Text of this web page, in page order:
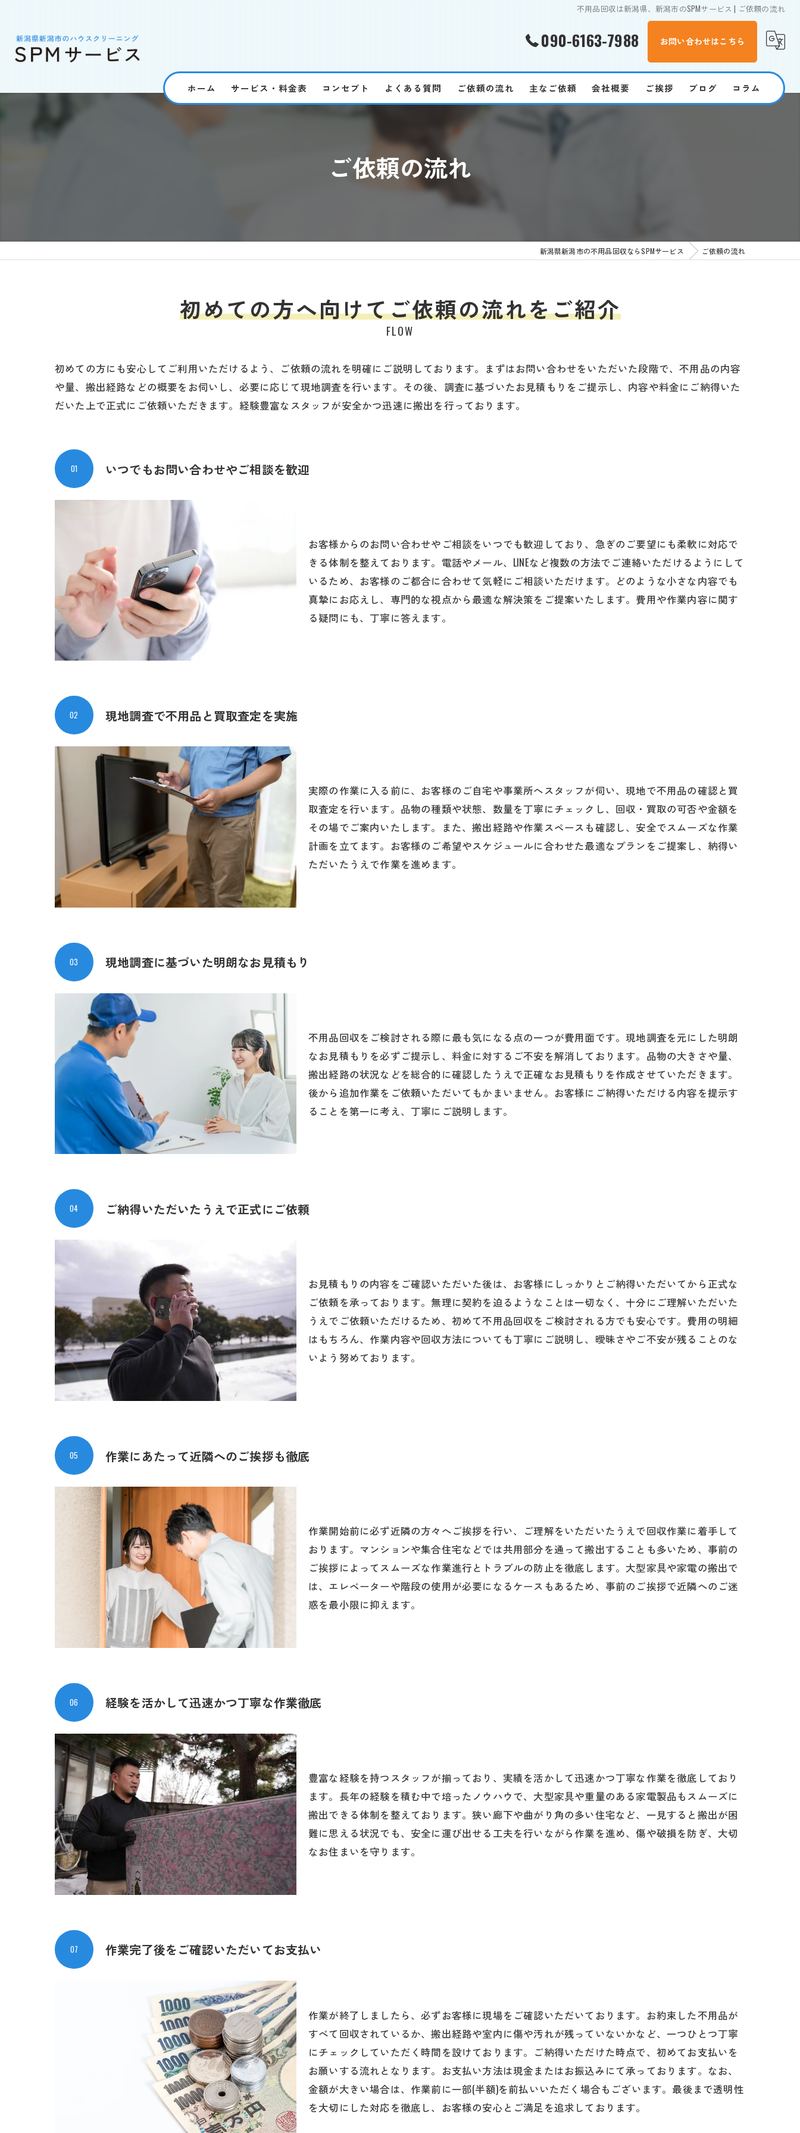
不用品回収は新潟県、新潟市のSPMサービス | ご依頼の流れ
090-6163-7988 お問い合わせはこちら
ホーム サービス・料金表 コンセプト よくある質問 ご依頼の流れ 主なご依頼
見積もり
会社概要 ご挨拶 ブログ コラム
ご依頼の流れ
新潟県新潟市の不用品回収ならSPMサービス ご依頼の流れ
初めての方へ向けてご依頼の流れをご紹介
FLOW
初めての方にも安心してご利用いただけるよう、ご依頼の流れを明確にご説明しております。まずはお問い合わせをいただいた段階で、不用品の内容
や量、搬出経路などの概要をお伺いし、必要に応じて現地調査を行います。その後、調査に基づいたお見積もりをご提示し、内容や料金にご納得いた
だいた上で正式にご依頼いただきます。経験豊富なスタッフが安全かつ迅速に搬出を行っております。
いつでもお問い合わせやご相談を歓迎
01
お客様からのお問い合わせやご相談をいつでも歓迎しており、急ぎのご要望にも柔軟に対応で
きる体制を整えております。電話やメール、LINEなど複数の方法でご連絡いただけるようにして
いるため、お客様のご都合に合わせて気軽にご相談いただけます。どのような小さな内容でも
真摯にお応えし、専門的な視点から最適な解決策をご提案いたします。費用や作業内容に関す
る疑問にも、丁寧に答えます。
現地調査で不用品と買取査定を実施
02
実際の作業に入る前に、お客様のご自宅や事業所へスタッフが伺い、現地で不用品の確認と買
取査定を行います。品物の種類や状態、数量を丁寧にチェックし、回収・買取の可否や金額を
その場でご案内いたします。また、搬出経路や作業スペースも確認し、安全でスムーズな作業
計画を立てます。お客様のご希望やスケジュールに合わせた最適なプランをご提案し、納得い
ただいたうえで作業を進めます。
現地調査に基づいた明朗なお見積もり
03
不用品回収をご検討される際に最も気になる点の一つが費用面です。現地調査を元にした明朗
なお見積もりを必ずご提示し、料金に対するご不安を解消しております。品物の大きさや量、
搬出経路の状況などを総合的に確認したうえで正確なお見積もりを作成させていただきます。
後から追加作業をご依頼いただいてもかまいません。お客様にご納得いただける内容を提示す
ることを第一に考え、丁寧にご説明します。
ご納得いただいたうえで正式にご依頼
04
お見積もりの内容をご確認いただいた後は、お客様にしっかりとご納得いただいてから正式な
ご依頼を承っております。無理に契約を迫るようなことは一切なく、十分にご理解いただいた
うえでご依頼いただけるため、初めて不用品回収をご検討される方でも安心です。費用の明細
はもちろん、作業内容や回収方法についても丁寧にご説明し、曖昧さやご不安が残ることのな
いよう努めております。
作業にあたって近隣へのご挨拶も徹底
05
作業開始前に必ず近隣の方々へご挨拶を行い、ご理解をいただいたうえで回収作業に着手して
おります。マンションや集合住宅などでは共用部分を通って搬出することも多いため、事前の
ご挨拶によってスムーズな作業進行とトラブルの防止を徹底します。大型家具や家電の搬出で
は、エレベーターや階段の使用が必要になるケースもあるため、事前のご挨拶で近隣へのご迷
惑を最小限に抑えます。
経験を活かして迅速かつ丁寧な作業徹底
06
豊富な経験を持つスタッフが揃っており、実績を活かして迅速かつ丁寧な作業を徹底しており
ます。長年の経験を積む中で培ったノウハウで、大型家具や重量のある家電製品もスムーズに
搬出できる体制を整えております。狭い廊下や曲がり角の多い住宅など、一見すると搬出が困
難に思える状況でも、安全に運び出せる工夫を行いながら作業を進め、傷や破損を防ぎ、大切
なお住まいを守ります。
作業完了後をご確認いただいてお支払い
07
作業が終了しましたら、必ずお客様に現場をご確認いただいております。お約束した不用品が
すべて回収されているか、搬出経路や室内に傷や汚れが残っていないかなど、一つひとつ丁寧
にチェックしていただく時間を設けております。ご納得いただけた時点で、初めてお支払いを
お願いする流れとなります。お支払い方法は現金またはお振込みにて承っております。なお、
金額が大きい場合は、作業前に一部(半額)を前払いいただく場合もございます。最後まで透明性
を大切にした対応を徹底し、お客様の安心とご満足を追求しております。